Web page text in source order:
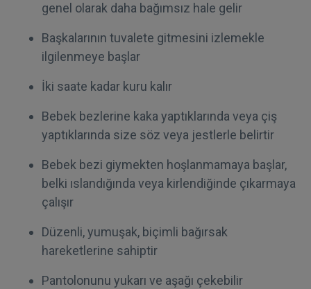
genel olarak daha bağımsız hale gelir
Başkalarının tuvalete gitmesini izlemekle
ilgilenmeye başlar
İki saate kadar kuru kalır
Bebek bezlerine kaka yaptıklarında veya çiş
yaptıklarında size söz veya jestlerle belirtir
Bebek bezi giymekten hoşlanmamaya başlar,
belki ıslandığında veya kirlendiğinde çıkarmaya
çalışır
Düzenli, yumuşak, biçimli bağırsak
hareketlerine sahiptir
Pantolonunu yukarı ve aşağı çekebilir